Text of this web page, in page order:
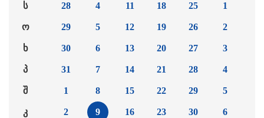
ს
ო
ხ
პ
შ
კ
28
29
30
31
1
2
4
5
6
7
8
9
11
12
13
14
15
16
18
19
20
21
22
23
25
26
27
28
29
30
1
2
3
4
5
6